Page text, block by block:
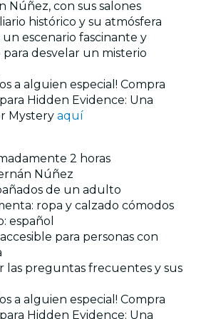
Núñez, con sus salones
histórico y su atmósfera
escenario fascinante y
desvelar un misterio
a alguien especial! Compra
Hidden Evidence: Una
Mystery aquí
2 horas
Núñez
de un adulto
ropa y calzado cómodos
español
para personas con
las preguntas frecuentes y sus
a alguien especial! Compra
Hidden Evidence: Una